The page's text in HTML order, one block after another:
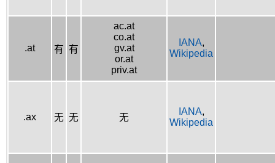
.at 有 有
ac.at
co.at
gv.at
or.at
priv.at
IANA,
Wikipedia
.ax 无 无 无
IANA,
Wikipedia